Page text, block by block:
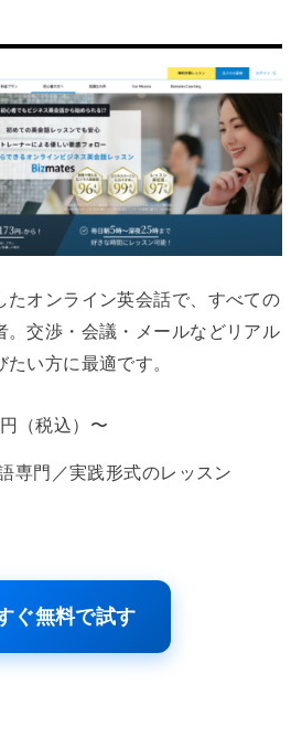
たオンライン英会話で、すべての
。交渉・会議・メールなどリアル
い方に最適です。
（税込）〜
専門／実践形式のレッスン
ぐ無料で試す